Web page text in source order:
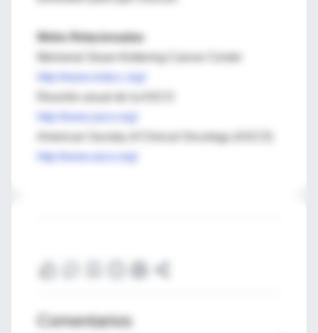
Webs Relacionadas
American Society of Clinical Oncology (ASCO)
Comentarios